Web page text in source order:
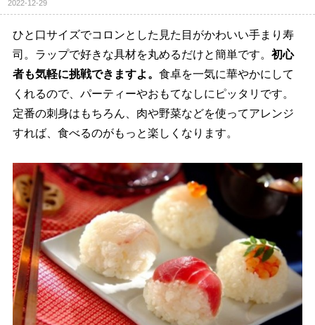
2022-12-29
ひと口サイズでコロンとした見た目がかわいい手まり寿
司。ラップで好きな具材を丸めるだけと簡単です。 初心
者も気軽に挑戦できますよ。 食卓を一気に華やかにして
くれるので、パーティーやおもてなしにピッタリです。
定番の刺身はもちろん、肉や野菜などを使ってアレンジ
すれば、食べるのがもっと楽しくなります。